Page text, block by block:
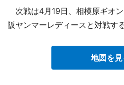
次戦は4月19日、相模原ギオ
阪ヤンマーレディースと対戦する
地図を見